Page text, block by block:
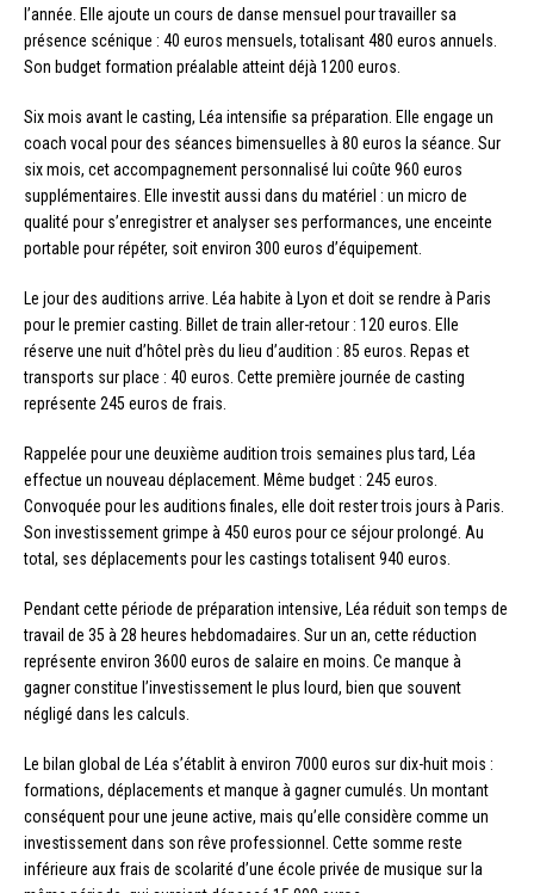
l’année. Elle ajoute un cours de danse mensuel pour travailler sa
présence scénique : 40 euros mensuels, totalisant 480 euros annuels.
Son budget formation préalable atteint déjà 1200 euros.
Six mois avant le casting, Léa intensifie sa préparation. Elle engage un
coach vocal pour des séances bimensuelles à 80 euros la séance. Sur
six mois, cet accompagnement personnalisé lui coûte 960 euros
supplémentaires. Elle investit aussi dans du matériel : un micro de
qualité pour s’enregistrer et analyser ses performances, une enceinte
portable pour répéter, soit environ 300 euros d’équipement.
Le jour des auditions arrive. Léa habite à Lyon et doit se rendre à Paris
pour le premier casting. Billet de train aller-retour : 120 euros. Elle
réserve une nuit d’hôtel près du lieu d’audition : 85 euros. Repas et
transports sur place : 40 euros. Cette première journée de casting
représente 245 euros de frais.
Rappelée pour une deuxième audition trois semaines plus tard, Léa
effectue un nouveau déplacement. Même budget : 245 euros.
Convoquée pour les auditions finales, elle doit rester trois jours à Paris.
Son investissement grimpe à 450 euros pour ce séjour prolongé. Au
total, ses déplacements pour les castings totalisent 940 euros.
Pendant cette période de préparation intensive, Léa réduit son temps de
travail de 35 à 28 heures hebdomadaires. Sur un an, cette réduction
représente environ 3600 euros de salaire en moins. Ce manque à
gagner constitue l’investissement le plus lourd, bien que souvent
négligé dans les calculs.
Le bilan global de Léa s’établit à environ 7000 euros sur dix-huit mois :
formations, déplacements et manque à gagner cumulés. Un montant
conséquent pour une jeune active, mais qu’elle considère comme un
investissement dans son rêve professionnel. Cette somme reste
inférieure aux frais de scolarité d’une école privée de musique sur la